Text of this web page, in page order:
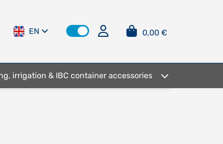
EN 0,00 €
irrigation & IBC container accessories